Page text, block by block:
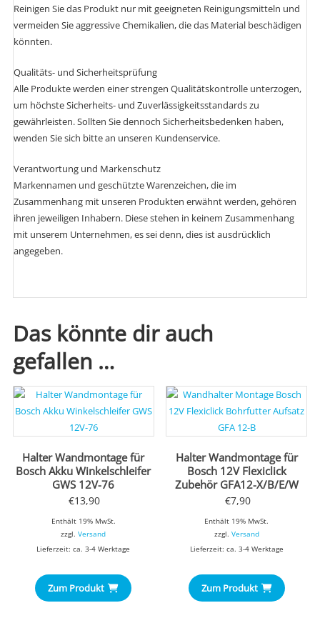
Reinigen Sie das Produkt nur mit geeigneten Reinigungsmitteln und
vermeiden Sie aggressive Chemikalien, die das Material beschädigen
könnten.
Qualitäts- und Sicherheitsprüfung
Alle Produkte werden einer strengen Qualitätskontrolle unterzogen,
um höchste Sicherheits- und Zuverlässigkeitsstandards zu
gewährleisten. Sollten Sie dennoch Sicherheitsbedenken haben,
wenden Sie sich bitte an unseren Kundenservice.
Verantwortung und Markenschutz
Markennamen und geschützte Warenzeichen, die im
Zusammenhang mit unseren Produkten erwähnt werden, gehören
ihren jeweiligen Inhabern. Diese stehen in keinem Zusammenhang
mit unserem Unternehmen, es sei denn, dies ist ausdrücklich
angegeben.
Das könnte dir auch
gefallen …
Halter Wandmontage für
Bosch Akku Winkelschleifer
GWS 12V-76
€13,90
Enthält 19% MwSt.
zzgl.Versand
Lieferzeit: ca. 3-4 Werktage
Zum Produkt
Halter Wandmontage für
Bosch 12V Flexiclick
Zubehör GFA12-X/B/E/W
€7,90
Enthält 19% MwSt.
zzgl. Versand
Lieferzeit: ca. 3-4 Werktage
Zum Produkt